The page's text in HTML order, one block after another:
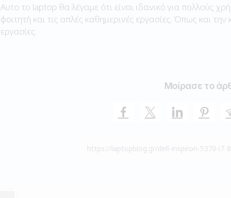
Αυτο το laptop θα λέγαμε ότι είναι ιδανικό για πολλούς
φοιτητή και τις απλές καθημερινές εργασίες. Όπως και
εργασίες.
Μοίρασε το